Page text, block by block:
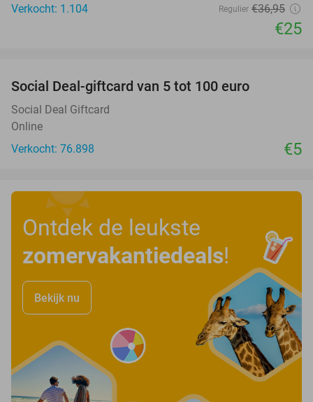
Verkocht: 1.104
Regulier €36,95
€25
Social Deal-giftcard van 5 tot 100 euro
Social Deal Giftcard
Online
Verkocht: 76.898
€5
Ontdek de leukste
zomervakantiedeals!
Bekijk nu